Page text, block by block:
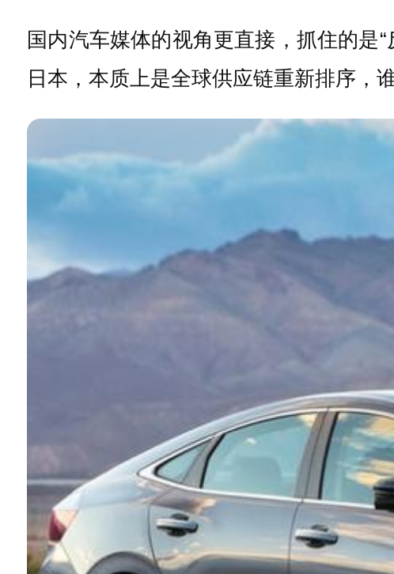
国内汽车媒体的视角更直接，抓住的是
日本，本质上是全球供应链重新排序，